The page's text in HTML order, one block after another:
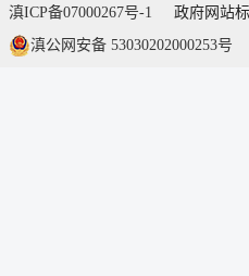
滇ICP备07000267号-1
政府网站
滇公网安备 53030202000253号